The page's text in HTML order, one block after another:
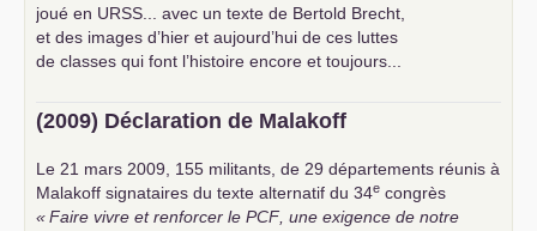
joué en URSS ... avec un texte de Bertold Brecht,
et des images d’hier et aujourd’hui de ces luttes
de classes qui font l’histoire encore et toujours...
(2009) Déclaration de Malakoff
Le 21 mars 2009, 155 militants, de 29 départements réunis à
Malakoff signataires du texte alternatif du 34e congrès
«Faire vivre et renforcer le PCF , une exigence de notre